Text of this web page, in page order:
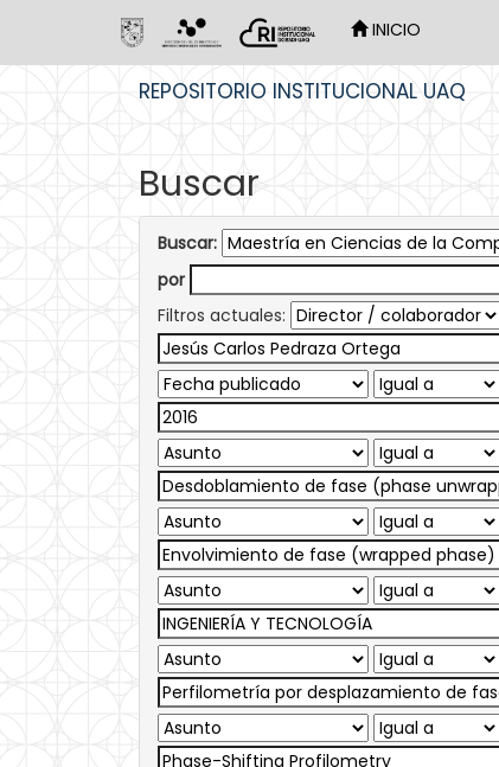
INICIO
REPOSITORIO INSTITUCIONAL UAQ
Buscar
Buscar:
por
Filtros actuales: